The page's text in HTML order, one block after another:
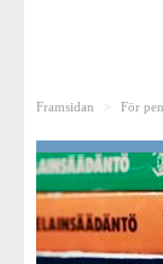
Framsidan > För